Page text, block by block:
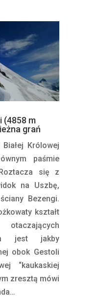
(4858 m
grań
Królowej
paśmie
się z
na Uszbę,
Bezengi.
kształt
jest jakby
obok Gestoli
“kaukaskiej
zresztą mówi